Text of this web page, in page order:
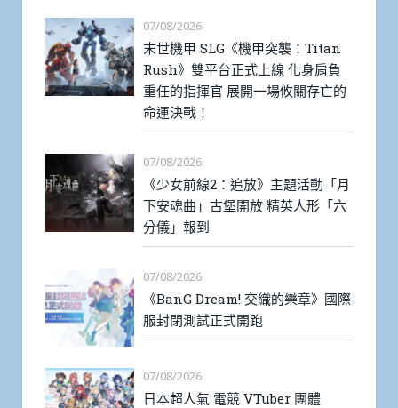
07/08/2026
末世機甲 SLG《機甲突襲：Titan
Rush》雙平台正式上線 化身肩負
重任的指揮官 展開一場攸關存亡的
命運決戰！
07/08/2026
《少女前線2：追放》主題活動「月
下安魂曲」古堡開放 精英人形「六
分儀」報到
07/08/2026
《BanG Dream! 交織的樂章》國際
服封閉測試正式開跑
07/08/2026
日本超人氣 電競 VTuber 團體